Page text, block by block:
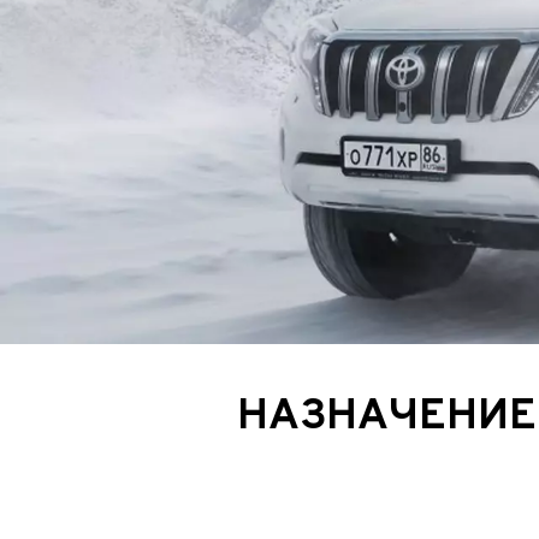
I
I
I
VIII
VIII
н.в.)
II
II
LAND ROVER
HAVAL
НАЗНАЧЕНИЕ